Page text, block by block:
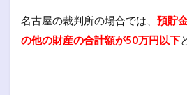
名古屋の裁判所の場合では、 預貯
の他の財産の合計額が50万円以下